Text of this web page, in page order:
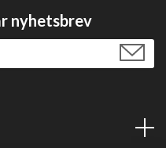
nyhetsbrev